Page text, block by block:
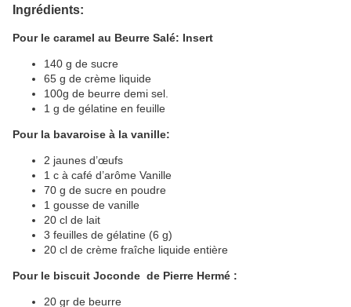
Ingrédients:
Pour le caramel au Beurre Salé: Insert
140 g de sucre
65 g de crème liquide
100g de beurre demi sel.
1 g de gélatine en feuille
Pour la bavaroise à la vanille:
2 jaunes d’œufs
1 c à café d’arôme Vanille
70 g de sucre en poudre
1 gousse de vanille
20 cl de lait
3 feuilles de gélatine (6 g)
20 cl de crème fraîche liquide entière
Pour le biscuit Joconde de Pierre Hermé :
20 gr de beurre